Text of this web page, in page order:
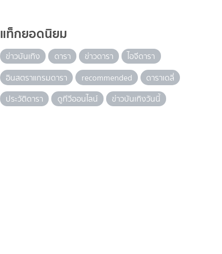
แท็กยอดนิยม
ข่าวบันเทิง ดารา ข่าวดารา
ไอจีดารา
อินสตราแกรมดารา
recommended
ดาราเดลี่
ประวัติดารา
ดูทีวีออนไลน์ ข่าวบันเทิงวันนี้